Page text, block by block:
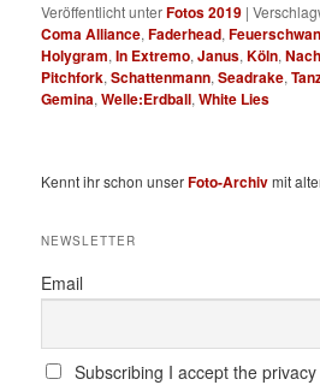
Veröffentlicht unterFotos 2019 |
Coma Alliance,Faderhead,
Holygram,In Extremo,Janus,Köln,
Pitchfork,Schattenmann,Seadrake,
Gemina,Welle:Erdball,White Lies
Kennt ihr schon unserFoto-Archivmit
NEWSLETTER
Email
Subscribing I accept the